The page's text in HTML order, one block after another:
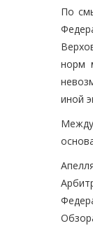
По
норм
иной